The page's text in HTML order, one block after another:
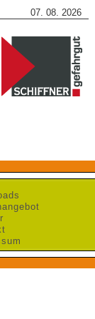
07. 08. 2026